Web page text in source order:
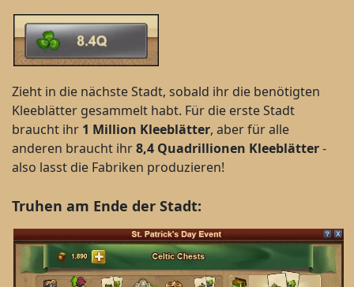
Zieht in die nächste Stadt, sobald ihr die benötigten
Kleeblätter gesammelt habt. Für die erste Stadt
braucht ihr 1 Million Kleeblätter, aber für alle
anderen braucht ihr8,4 Quadrillionen Kleeblätter-
also lasst die Fabriken produzieren!
Truhen am Ende der Stadt: